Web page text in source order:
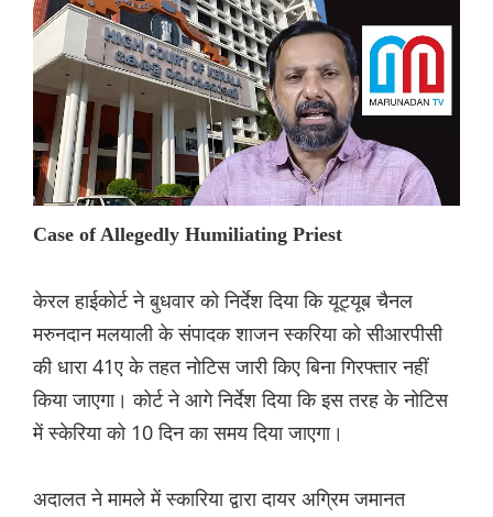
Case of Allegedly Humiliating Priest
केरल हाईकोर्ट ने बुधवार को निर्देश दिया कि यूट्यूब चैनल
मरुनदान मलयाली के संपादक शाजन स्करिया को सीआरपीसी
की धारा 41ए के तहत नोटिस जारी किए बिना गिरफ्तार नहीं
किया जाएगा। कोर्ट ने आगे निर्देश दिया कि इस तरह के नोटिस
में स्केरिया को 10 दिन का समय दिया जाएगा।
अदालत ने मामले में स्कारिया द्वारा दायर अग्रिम जमानत